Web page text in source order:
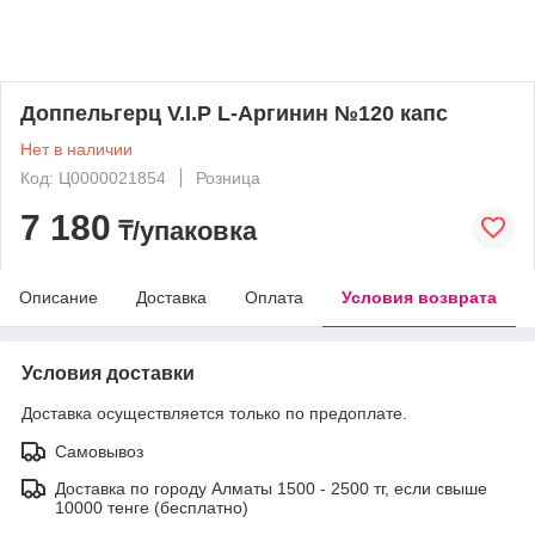
Доппельгерц V.I.P L-Аргинин №120 капс
Нет в наличии
Код: Ц0000021854
Розница
7 180 ₸/упаковка
Описание Доставка Оплата Условия возврата
Условия доставки
Доставка осуществляется только по предоплате.
Самовывоз
Доставка по городу Алматы 1500 - 2500 тг, если свыше
10000 тенге (бесплатно)